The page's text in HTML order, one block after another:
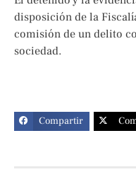
disposición de la
comisión de un delito
sociedad.
Compartir